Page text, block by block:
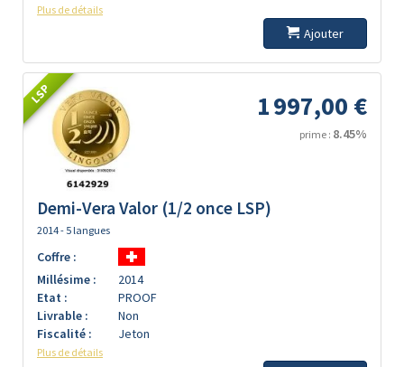
Plus de détails
Ajouter
LSP 1 997,00 €
prime : 8.45%
Demi-Vera Valor (1/2 once LSP)
2014 - 5 langues
Coffre :
Millésime :
2014
Etat :
PROOF
Livrable :
Non
Fiscalité :
Jeton
Plus de détails